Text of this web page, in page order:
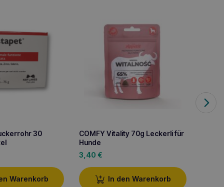
30
Warenkorb
COMFY Vitality 70g Leckerli für
Hunde
3,40 €
In den Warenkorb